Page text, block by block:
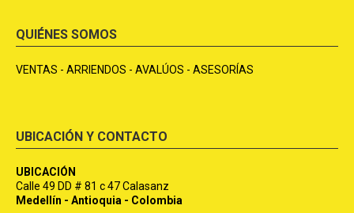
QUIÉNES SOMOS
VENTAS - ARRIENDOS - AVALÚOS - ASESORÍAS
UBICACIÓN Y CONTACTO
UBICACIÓN
Calle 49 DD # 81 c 47 Calasanz
Medellín - Antioquia - Colombia